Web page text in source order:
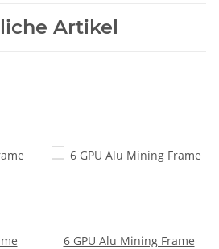
Artikel
6 GPU Alu Mining Frame